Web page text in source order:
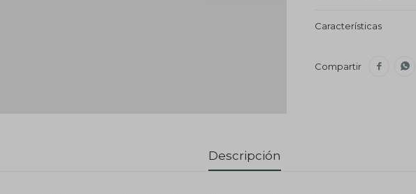
Características
 
Descripción